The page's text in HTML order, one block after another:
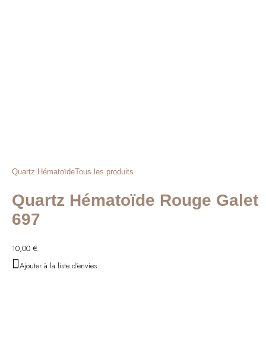
Quartz HématoïdeTous les produits
Quartz Hématoïde Rouge Galet
697
10,00 €
Ajouter à la liste d'envies